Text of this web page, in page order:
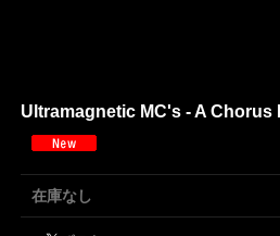
Ultramagnetic MC's - A Chorus
在庫なし